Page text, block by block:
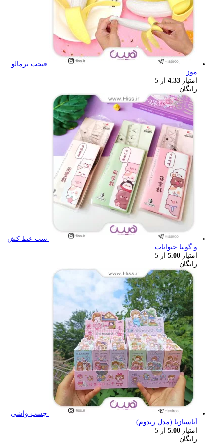
فیجت نرمالو
موز
امتیاز 4.33 از 5
رایگان
ست خط کش
و گونیا حیوانات
امتیاز 5.00 از 5
رایگان
چسب واشی
آناستازیا (مدل رندوم)
امتیاز 5.00 از 5
رایگان